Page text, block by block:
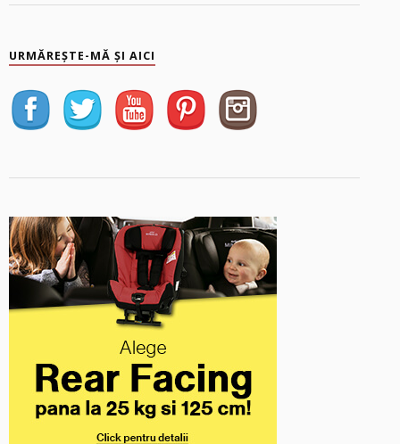
URMĂREȘTE-MĂ ȘI AICI